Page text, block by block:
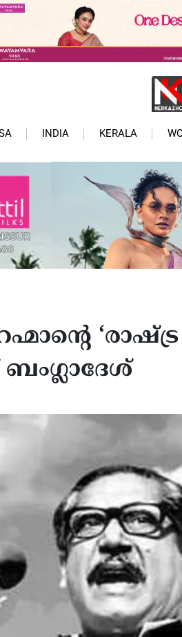
INDIA KERALA
‘രാഷ്ട്ര